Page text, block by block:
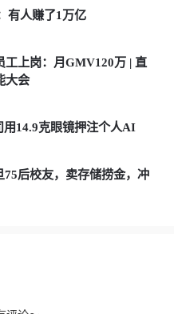
有人赚了1万亿
上岗：月GMV120万 | 直
大会
14.9克眼镜押注个人AI
75后校友，卖存储捞金，冲